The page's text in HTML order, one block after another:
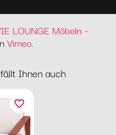
LOUNGE Möbeln -
Vimeo.
Ihnen auch
favorite_border